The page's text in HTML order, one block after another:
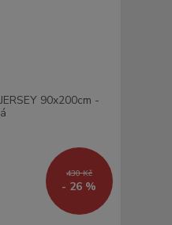
430 Kč
- 26 %